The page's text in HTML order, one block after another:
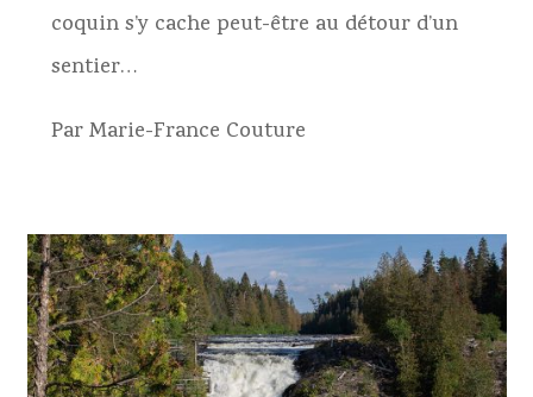
coquin s’y cache peut-être au détour d’un
sentier…
Par Marie-France Couture